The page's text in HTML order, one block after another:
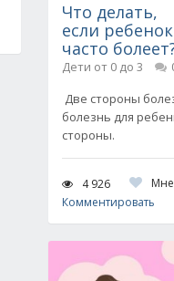
Что делать,
если ребенок
часто
Дети от 0 до 3
Две стороны
болезнь для
стороны.
4 926
Комментировать